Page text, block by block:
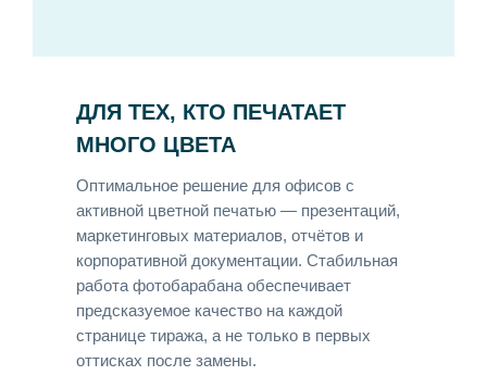
ДЛЯ ТЕХ, КТО ПЕЧАТАЕТ
МНОГО ЦВЕТА
Оптимальное решение для офисов с
активной цветной печатью — презентаций,
маркетинговых материалов, отчётов и
корпоративной документации. Стабильная
работа фотобарабана обеспечивает
предсказуемое качество на каждой
странице тиража, а не только в первых
оттисках после замены.